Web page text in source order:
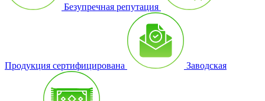
Безупречная репутация
Продукция сертифицирована Заводская